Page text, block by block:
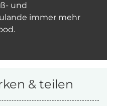
und
immer mehr
& teilen